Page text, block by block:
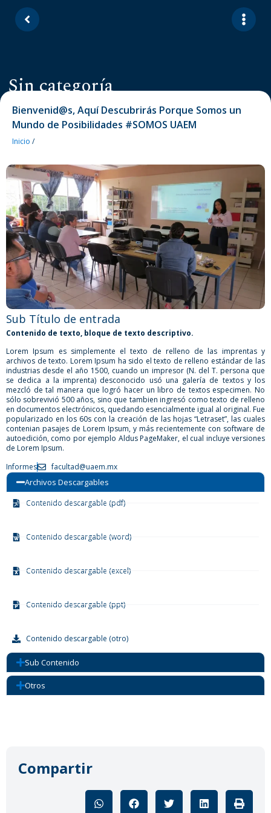
Sin categoría
Bienvenid@s, Aquí Descubrirás Porque Somos un
Mundo de Posibilidades #SOMOS UAEM
Inicio /
Sub Título de entrada​
Contenido de texto, bloque de texto descriptivo.
Lorem Ipsum es simplemente el texto de relleno de las imprentas y
archivos de texto. Lorem Ipsum ha sido el texto de relleno estándar de las
industrias desde el año 1500, cuando un impresor (N. del T. persona que
se dedica a la imprenta) desconocido usó una galería de textos y los
mezcló de tal manera que logró hacer un libro de textos especimen. No
sólo sobrevivió 500 años, sino que tambien ingresó como texto de relleno
en documentos electrónicos, quedando esencialmente igual al original. Fue
popularizado en los 60s con la creación de las hojas “Letraset”, las cuales
contenian pasajes de Lorem Ipsum, y más recientemente con software de
autoedición, como por ejemplo Aldus PageMaker, el cual incluye versiones
de Lorem Ipsum.
Informes
facultad@uaem.mx
Archivos Descargables
Contenido descargable (pdf)
Contenido descargable (word)
Contenido descargable (excel)
Contenido descargable (ppt)
Contenido descargable (otro)
Sub Contenido
Otros
Compartir